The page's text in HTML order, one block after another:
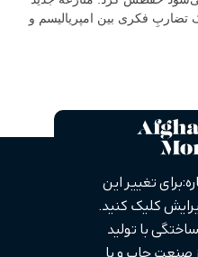
تضاربِ فکری بین امپریالیسم و
برای تغییر این
کلیک کنید.
با تولید